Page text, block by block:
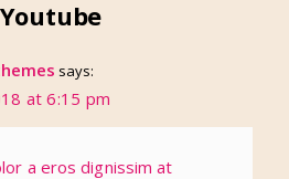
Youtube
says:
at 6:15 pm
a eros dignissim at